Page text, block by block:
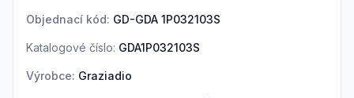
Objednací kód: GD-GDA 1P032103S
Katalogové číslo: GDA1P032103S
Výrobce: Graziadio